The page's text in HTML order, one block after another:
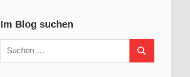
Im Blog suchen
Suchen
nach:
Suchen